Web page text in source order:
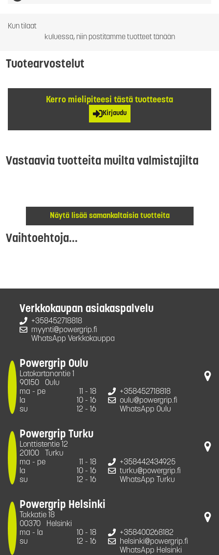
Kun tilaat
kuluessa, niin postitamme tuotteet tänään
Tuotearvostelut
Kerro mielipiteesi tästä tuotteesta
Kirjaudu
Vastaavia tuotteita muilta valmistajilta
Näytä lisää samankaltaisia tuotteita
Vaihtoehtoja...
Verkkokaupan asiakaspalvelu
+358452718818
myynti@powergrip.fi
WhatsApp Verkkokauppa
Powergrip Oulu
Latokartanontie 1
90150
Oulu
ma - pe
11 - 18
la
10 - 16
su
12 - 16
+358452718818
oulu@powergrip.fi
WhatsApp Oulu
Powergrip Turku
Lonttistentie 12
20100
Turku
ma - pe
11 - 18
la
10 - 16
su
12 - 16
+358442434925
turku@powergrip.fi
WhatsApp Turku
Powergrip Helsinki
Takkatie 18
00370
Helsinki
ma - la
10 - 18
su
12 - 16
+358400268182
helsinki@powergrip.fi
WhatsApp Helsinki